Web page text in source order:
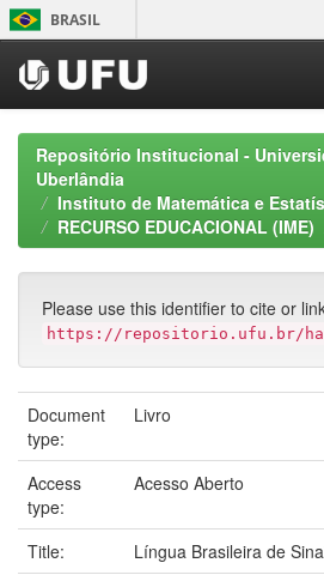
Skip
navigation
BRASIL
Repositório Institucional -
Uberlândia
Instituto de Matemática e
RECURSO EDUCACIONAL (IME)
Please use this identifier to cite or
https://repositorio.ufu.br/
Document
type:
Livro
Access
type:
Acesso Aberto
Title:
Língua Brasileira de